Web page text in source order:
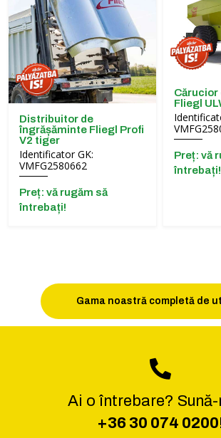
Distribuitor de
îngrășăminte Fliegl Profi
V2 tiger
Identificator GK:
VMFG2580662
Preț: vă rugăm să
întrebați!
Fliegl
Preț: vă
întrebați!
Gama noastră completă de
Ai o întrebare? Sună-
+36 30 074 0200!